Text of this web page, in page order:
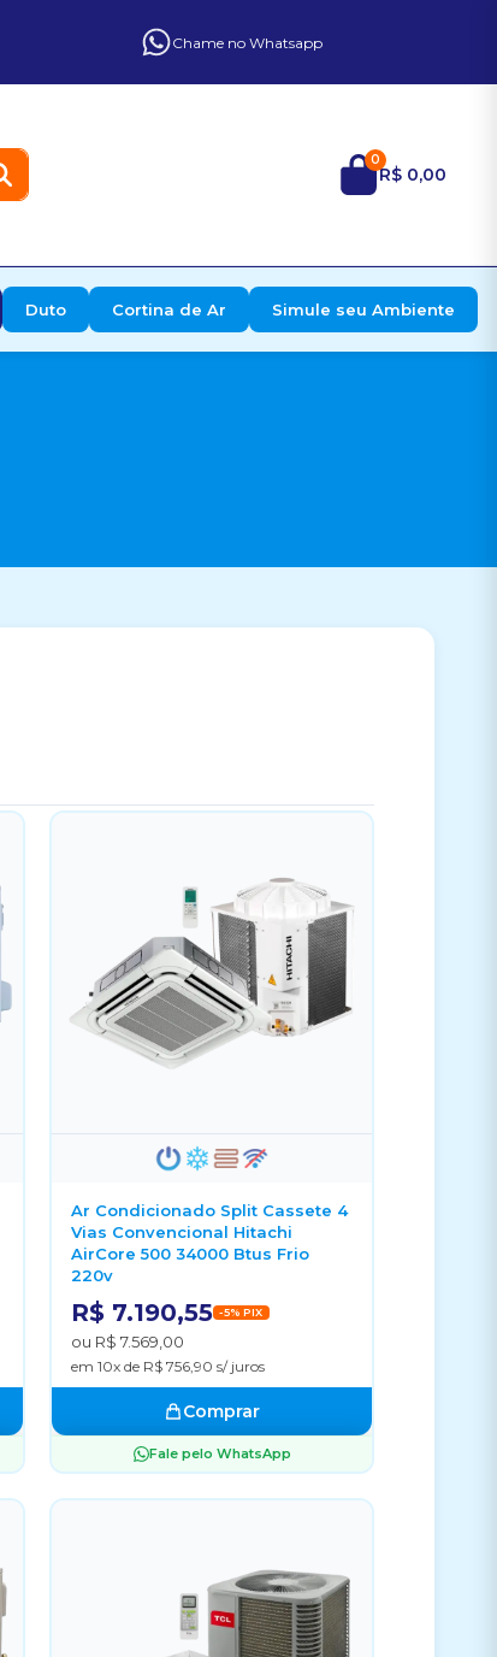
Chame no Whatsapp
0
R$ 0,00
Duto Cortina de Ar Simule seu Ambiente
Ar Condicionado Split Cassete 4
Vias Convencional Hitachi
AirCore 500 34000 Btus Frio
220v
R$ 7.190,55 -5% PIX
ou R$ 7.569,00
em 10x de R$ 756,90 s/ juros
Comprar
Fale pelo WhatsApp